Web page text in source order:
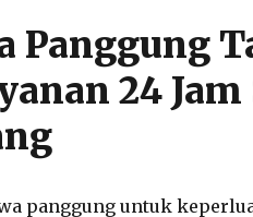
Panggung
24
panggung untuk